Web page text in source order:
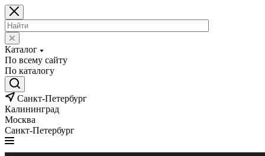
Каталог
По всему сайту
По каталогу
Санкт-Петербург
Калининград
Москва
Санкт-Петербург